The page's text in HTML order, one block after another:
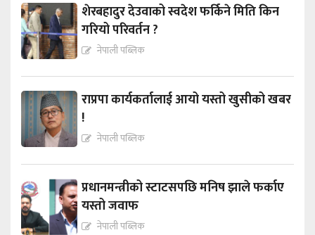
शेरबहादुर देउवाको स्वदेश फर्किने मिति किन
गरियो परिवर्तन ?
नेपाली पब्लिक
राप्रपा कार्यकर्तालाई आयो यस्तो खुसीको खबर
!
नेपाली पब्लिक
प्रधानमन्त्रीको स्टाटसपछि मनिष झाले फर्काए
यस्तो जवाफ
नेपाली पब्लिक